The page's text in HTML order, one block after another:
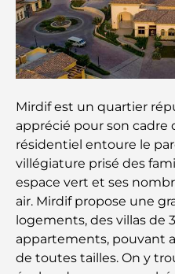
À la découverte des
voyage à travers le
Les 7 meilleurs
Les meilleures
adapté aux familles
Restaurants à Dubai
gourmandes d’un
Les meilleurs
Dubaï
Mirdif est un quartier
apprécié pour son cadre
résidentiel entoure le
villégiature prisé des
espace vert et ses
air. Mirdif propose une
logements, des villas de
appartements, pouvant
de toutes tailles. On y